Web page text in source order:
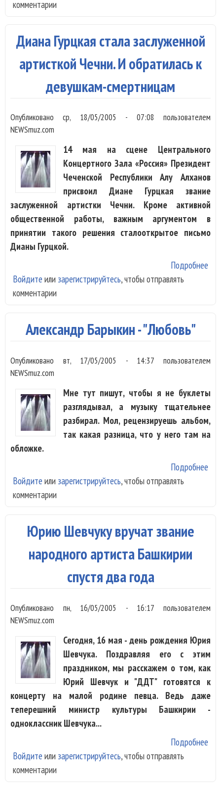
комментарии
Диана Гурцкая стала заслуженной
артисткой Чечни. И обратилась к
девушкам-смертницам
Опубликованоср, 18/05/2005 - 07:08 пользователем
NEWSmuz.com
14 мая на сцене Центрального
Концертного Зала «Россия» Президент
Чеченской Республики Алу Алханов
присвоил Диане Гурцкая звание
заслуженной артистки Чечни. Кроме активной
общественной работы, важным аргументом в
принятии такого решения сталооткрытое письмо
Дианы Гурцкой.
Подробнее
к
Войдите или зарегистрируйтесь, чтобы отправлять
комментарии
Александр Барыкин - "Любовь"
Опубликовано вт, 17/05/2005 - 14:37 пользователем
NEWSmuz.com
Мне тут пишут, чтобы я не буклеты
разглядывал, а музыку тщательнее
разбирал. Мол, рецензируешь альбом,
так какая разница, что у него там на
обложке.
Подробнее
Войдите или зарегистрируйтесь, чтобы отправлять
комментарии
Юрию Шевчуку вручат звание
народного артиста Башкирии
спустя два года
Опубликовано пн, 16/05/2005 - 16:17 пользователем
NEWSmuz.com
Сегодня, 16 мая - день рождения Юрия
Шевчука. Поздравляя его с этим
праздником, мы расскажем о том, как
Юрий Шевчук и "ДДТ" готовятся к
концерту на малой родине певца. Ведь даже
теперешний министр культуры Башкирии -
одноклассник Шевчука...
Подробнее
Войдите или зарегистрируйтесь, чтобы отправлять
комментарии